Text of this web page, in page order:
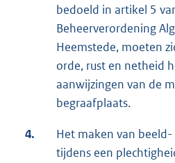
bedoeld in artikel 5
Beheerverordening
Heemstede, moeten
orde, rust en netheid
aanwijzingen van de
begraafplaats.
4.
Het maken van
tijdens een